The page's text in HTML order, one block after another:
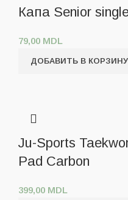
Капа Senior
79,00 MDL
ДОБАВИТЬ В КОРЗИНУ
Ju-Sports
Pad Carbon
399,00 MDL